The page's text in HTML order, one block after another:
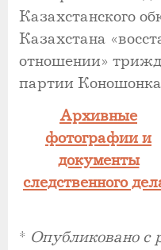
Казахстанского
Казахстана
отношении»
партии
Архивные
фотографии и
документы
следственного
* Опубликовано с